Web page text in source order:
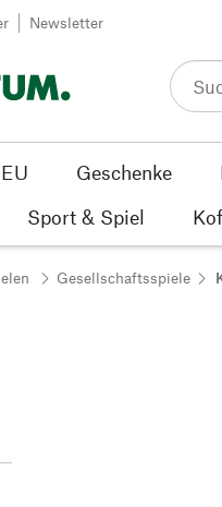
Newsletter
Geschenke
Sport & Spiel
Gesellschaftsspiele